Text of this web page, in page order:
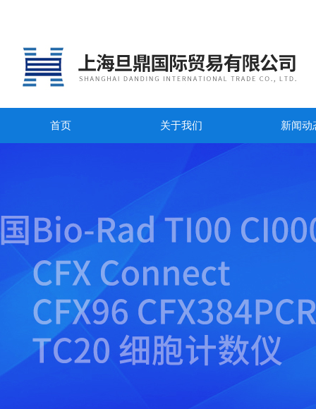
首页 关于我们 新闻动